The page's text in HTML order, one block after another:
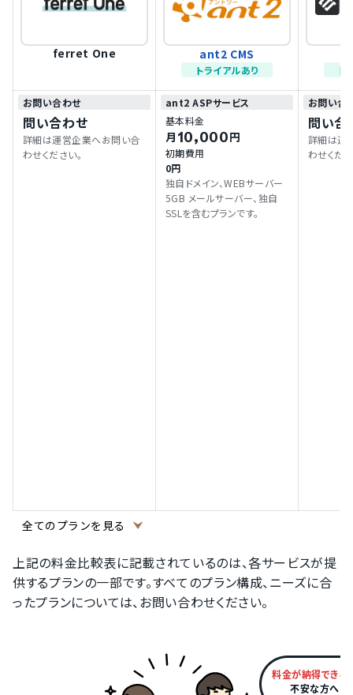
ferret One ant2 CMS
トライアルあり ト
お問い合わせ
問い合わせ
詳細は運営企業へお問い合
わせください。
ant2 ASPサービス
基本料金
月 10,000円
初期費用
0円
独自ドメイン、WEBサーバー
5GB メールサーバー、独自
SSLを含むプランです。
お問い合
問い合
詳細は運
わせくださ
全てのプランを見る
上記の料金比較表に記載されているのは、各サービスが提
供するプランの一部です。すべてのプラン構成、ニーズに合
ったプランについては、お問い合わせください。
料金が納得できる
不安な方へ